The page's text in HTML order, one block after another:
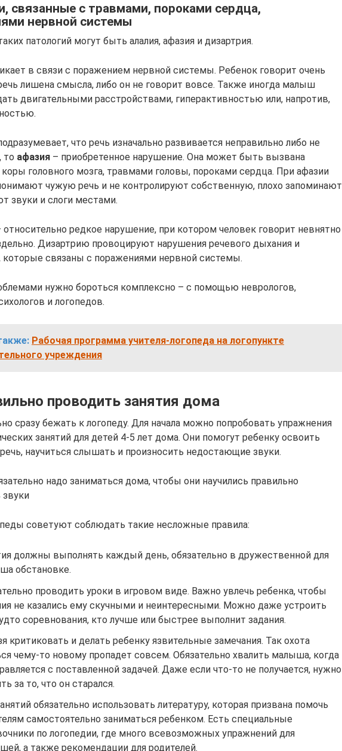
связанные с травмами, пороками сердца,
нервной системы
патологий могут быть алалия, афазия и дизартрия.
в связи с поражением нервной системы. Ребенок говорит очень
лишена смысла, либо он не говорит вовсе. Также иногда малыш
двигательными расстройствами, гиперактивностью или, напротив,
что речь изначально развивается неправильно либо не
то афазия – приобретенное нарушение. Она может быть вызвана
головного мозга, травмами головы, пороками сердца. При афазии
чужую речь и не контролируют собственную, плохо запоминают
звуки и слоги местами.
относительно редкое нарушение, при котором человек говорит невнятно
Дизартрию провоцируют нарушения речевого дыхания и
которые связаны с поражениями нервной системы.
нужно бороться комплексно – с помощью неврологов,
и логопедов.
Рабочая программа учителя-логопеда на логопункте
учреждения
проводить занятия дома
сразу бежать к логопеду. Для начала можно попробовать упражнения
занятий для детей 4-5 лет дома. Они помогут ребенку освоить
научиться слышать и произносить недостающие звуки.
надо заниматься дома, чтобы они научились правильно
звуки
советуют соблюдать такие несложные правила:
должны выполнять каждый день, обязательно в дружественной для
обстановке.
проводить уроки в игровом виде. Важно увлечь ребенка, чтобы
не казались ему скучными и неинтересными. Можно даже устроить
соревнования, кто лучше или быстрее выполнит задания.
критиковать и делать ребенку язвительные замечания. Так охота
чему-то новому пропадет совсем. Обязательно хвалить малыша, когда
с поставленной задачей. Даже если что-то не получается, нужно
за то, что он старался.
обязательно использовать литературу, которая призвана помочь
самостоятельно заниматься ребенком. Есть специальные
по логопедии, где много всевозможных упражнений для
а также рекомендации для родителей.